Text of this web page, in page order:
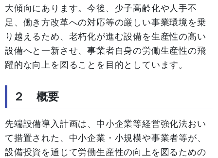
大傾向にあります。今後、少子高齢化や人手不
足、働き方改革への対応等の厳しい事業環境を乗
り越えるため、老朽化が進む設備を生産性の高い
設備へと一新させ、事業者自身の労働生産性の飛
躍的な向上を図ることを目的としています。
２ 概要
先端設備導入計画は、中小企業等経営強化法おい
て措置された、中小企業・小規模や事業者等が、
設備投資を通じて労働生産性の向上を図るための